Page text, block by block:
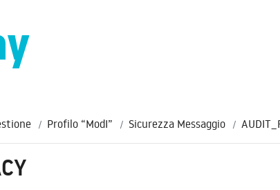
Profilo “ModI” Sicurezza Messaggio